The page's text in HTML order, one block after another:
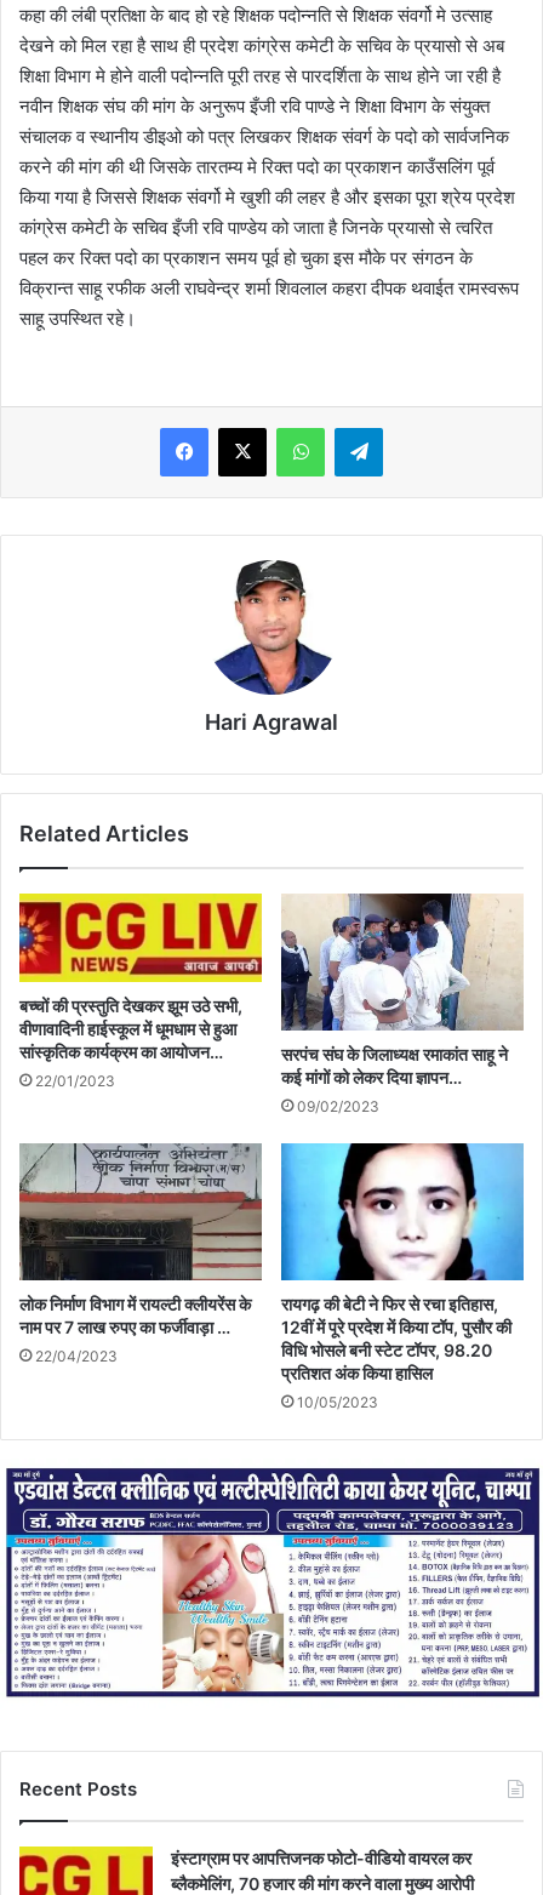
कहा की लंबी प्रतिक्षा के बाद हो रहे शिक्षक पदोन्नति से शिक्षक संवर्गो मे उत्साह
देखने को मिल रहा है साथ ही प्रदेश कांग्रेस कमेटी के सचिव के प्रयासो से अब
शिक्षा विभाग मे होने वाली पदोन्नति पूरी तरह से पारदर्शिता के साथ होने जा रही है
नवीन शिक्षक संघ की मांग के अनुरूप इँजी रवि पाण्डे ने शिक्षा विभाग के संयुक्त
संचालक व स्थानीय डीइओ को पत्र लिखकर शिक्षक संवर्ग के पदो को सार्वजनिक
करने की मांग की थी जिसके तारतम्य मे रिक्त पदो का प्रकाशन काउँसलिंग पूर्व
किया गया है जिससे शिक्षक संवर्गो मे खुशी की लहर है और इसका पूरा श्रेय प्रदेश
कांग्रेस कमेटी के सचिव इँजी रवि पाण्डेय को जाता है जिनके प्रयासो से त्वरित
पहल कर रिक्त पदो का प्रकाशन समय पूर्व हो चुका इस मौके पर संगठन के
विक्रान्त साहू रफीक अली राघवेन्द्र शर्मा शिवलाल कहरा दीपक थवाईत रामस्वरूप
साहू उपस्थित रहे।
WhatsAppTelegram
Hari Agrawal
Related Articles
बच्चों की प्रस्तुति देखकर झूम उठे सभी,
वीणावादिनी हाईस्कूल में धूमधाम से हुआ
सांस्कृतिक कार्यक्रम का आयोजन…
22/01/2023
सरपंच संघ के जिलाध्यक्ष रमाकांत साहू ने
कई मांगों को लेकर दिया ज्ञापन…
09/02/2023
लोक निर्माण विभाग में रायल्टी क्लीयरेंस के
नाम पर 7 लाख रुपए का फर्जीवाड़ा …
22/04/2023
रायगढ़ की बेटी ने फिर से रचा इतिहास,
12वीं में पूरे प्रदेश में किया टॉप, पुसौर की
विधि भोसले बनी स्टेट टॉपर, 98.20
प्रतिशत अंक किया हासिल
10/05/2023
Recent Posts
इंस्टाग्राम पर आपत्तिजनक फोटो-वीडियो वायरल कर
ब्लैकमेलिंग, 70 हजार की मांग करने वाला मुख्य आरोपी